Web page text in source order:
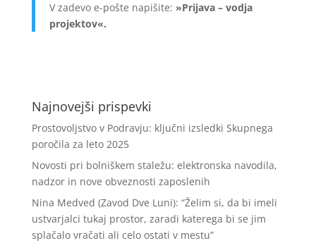
V zadevo e-pošte napišite: »Prijava – vodja
projektov«.
Najnovejši prispevki
Prostovoljstvo v Podravju: ključni izsledki Skupnega
poročila za leto 2025
Novosti pri bolniškem staležu: elektronska navodila,
nadzor in nove obveznosti zaposlenih
Nina Medved (Zavod Dve Luni): “Želim si, da bi imeli
ustvarjalci tukaj prostor, zaradi katerega bi se jim
splačalo vračati ali celo ostati v mestu”